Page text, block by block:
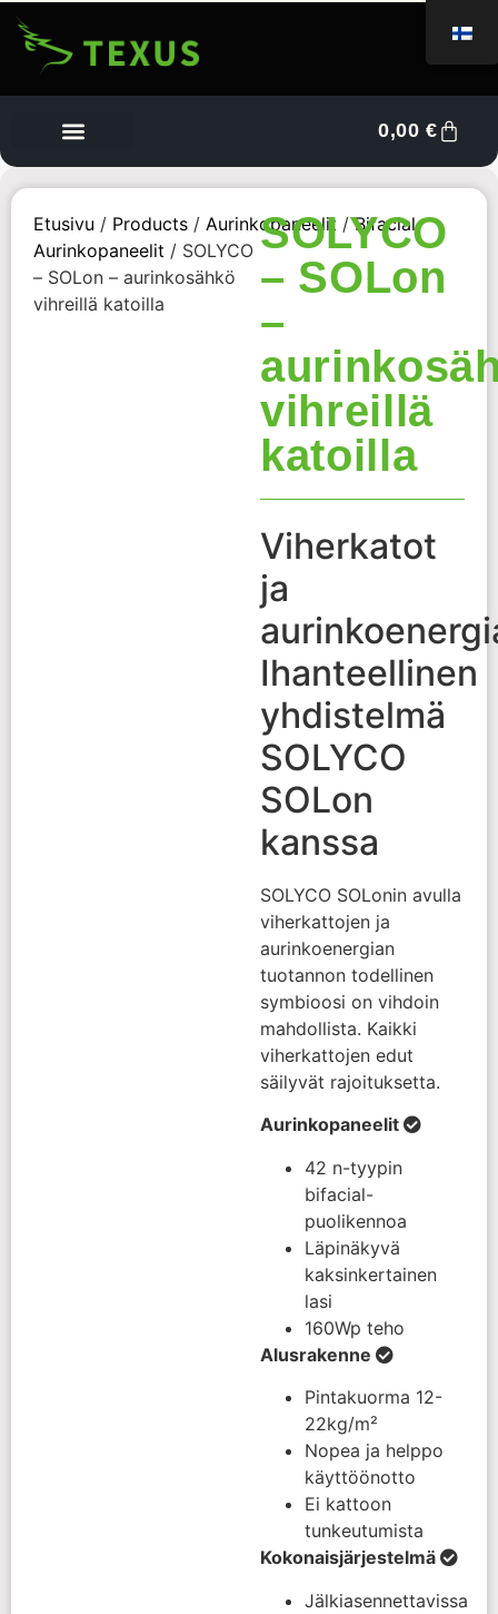
0,00€
Etusivu / Products / Aurinkopaneelit /Bifacial
Aurinkopaneelit / SOLYCO
– SOLon – aurinkosähkö
vihreillä katoilla
SOLYCO
– SOLon
–
vihreillä
katoilla
Viherkatot
ja
Ihanteellinen
yhdistelmä
SOLYCO
SOLon
kanssa
SOLYCO SOLonin avulla
viherkattojen ja
aurinkoenergian
tuotannon todellinen
symbioosi on vihdoin
mahdollista. Kaikki
viherkattojen edut
säilyvät rajoituksetta.
Aurinkopaneelit
42 n-tyypin
bifacial-
puolikennoa
Läpinäkyvä
kaksinkertainen
lasi
160Wp teho
Alusrakenne
Pintakuorma 12-
22kg/m²
Nopea ja helppo
käyttöönotto
Ei kattoon
tunkeutumista
Kokonaisjärjestelmä
Jälkiasennettavissa